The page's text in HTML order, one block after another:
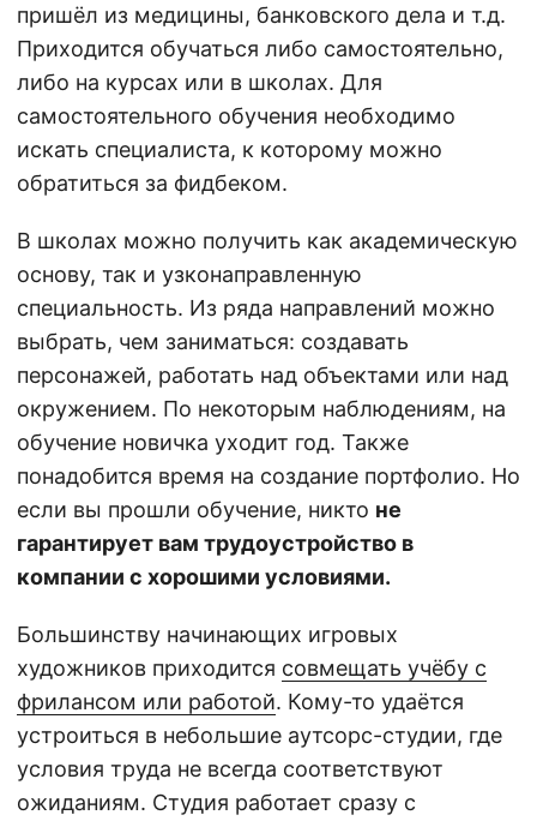
пришёл из медицины, банковского дела и т.д.
Приходится обучаться либо самостоятельно,
либо на курсах или в школах. Для
самостоятельного обучения необходимо
искать специалиста, к которому можно
обратиться за фидбеком.
В школах можно получить как академическую
основу, так и узконаправленную
специальность. Из ряда направлений можно
выбрать, чем заниматься: создавать
персонажей, работать над объектами или над
окружением. По некоторым наблюдениям, на
обучение новичка уходит год. Также
понадобится время на создание портфолио. Но
если вы прошли обучение, никто не
гарантирует вам трудоустройство в
компании с хорошими условиями.
Большинству начинающих игровых
художников приходится совмещать учёбу с
фрилансом или работой. Кому-то удаётся
устроиться в небольшие аутсорс-студии, где
условия труда не всегда соответствуют
ожиданиям. Студия работает сразу с